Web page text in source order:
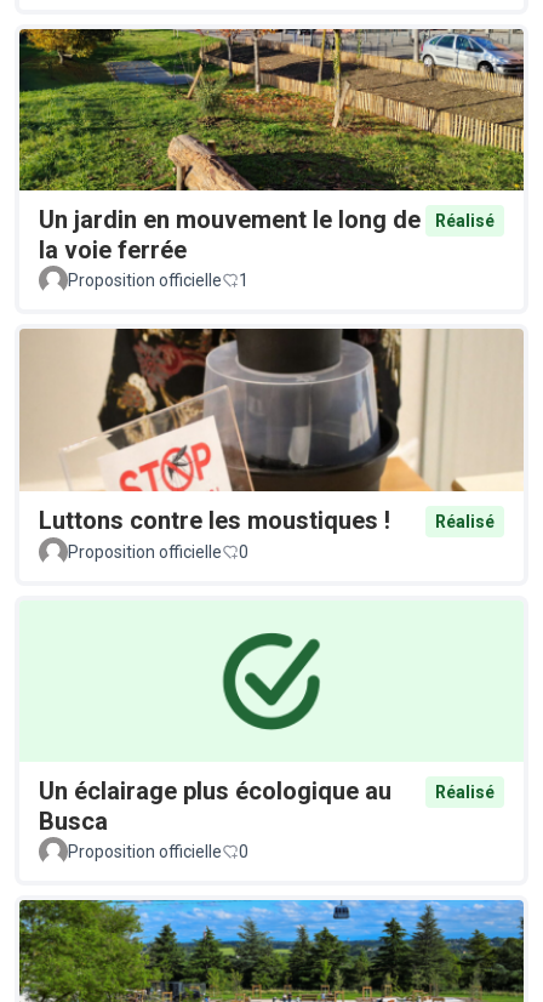
Un jardin en mouvement le long de
la voie ferrée
Réalisé
Proposition officielle 1
Luttons contre les moustiques !
Réalisé
Proposition officielle
0
Un éclairage plus écologique au
Busca
Réalisé
Proposition officielle 0